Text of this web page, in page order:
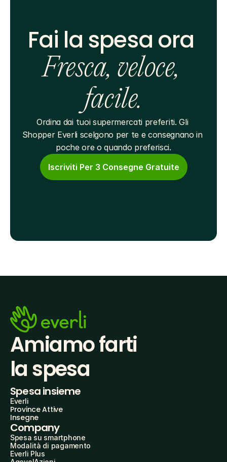
Fai la spesa ora
Fresca, veloce,
facile.
Ordina dai tuoi supermercati preferiti. Gli
Shopper Everli scelgono per te e consegnano in
poche ore o quando preferisci.
Iscriviti Per 3 Consegne Gratuite
Amiamo farti
la spesa
Spesa insieme
Everli
Province Attive
Insegne
Company
Spesa su smartphone
Modalità di pagamento
Everli Plus